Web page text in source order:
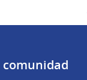
comunidad